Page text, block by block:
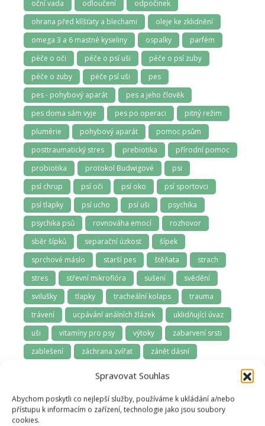
Spravovat Souhlas
Abychom poskytli co nejlepší služby, používáme k ukládání a/nebo
přístupu k informacím o zařízení, technologie jako jsou soubory
cookies.
oční vada
odloučení
odpočinek
ohrana před klíšťaty a blechami
oleje ke zklidnění
omega 3 a 6 mastné kyseliny
ospalky
parfém
péče o oči
péče o psí uši
péče o psí zuby
péče o zuby
péče psí uši
pes
pes - pohybový aparát
pes a jeho člověk
pes doma sám vyje
pes po operaci
pitný režim
plumérie
pohybový aparát
pomoc psům
posttraumatický stres
prebiotika
přírodní pomoc
probiotika
protokol Budwigové
psi
psí chrup
psí oči psí oko
psí sportovci
psí tlapky
psí ucho psí uši
psychika
psychika psů
rovnováha emocí
rozhovor
sběr šípků
separační úzkost
šípek
sprchové máslo
starší pes štěňata
strach
stres
střevní mikroflóra sušení
svědění
svilušky
tlapky tracheální kolaps
trauma
trávení
ucpávání análních žlázek
uklidňující úvaz
uši
vitamíny pro psy výtoky
zabarvení srsti
zablešení
záchrana zvířat
zánět dásní
zuby a dásně
zúžená průdušnice zvládání samoty